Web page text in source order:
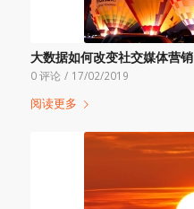
大数据如何改变社交媒体营销
0 评论 / 17/02/2019
阅读更多